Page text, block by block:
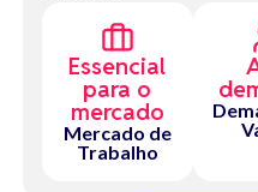
Essencial
para o
mercado
Mercado de
Trabalho